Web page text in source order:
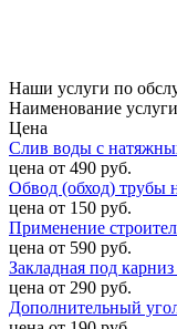
Наши услуги по
Наименование услуги
Цена
Слив воды с
цена от 490 руб.
Обвод (обход) трубы
цена от 150 руб.
Применение
цена от 590 руб.
Закладная под
цена от 290 руб.
Дополнительный